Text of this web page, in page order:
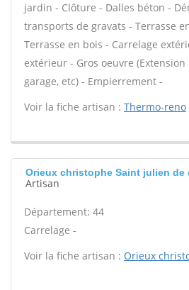
jardin - Clôture - Dalles béton -
transports de gravats - Terrasse
Terrasse en bois - Carrelage
extérieur - Gros oeuvre
garage, etc) - Empierrement -
Voir la fiche artisan : Thermo-reno
Orieux christophe Saint julien de
Artisan
Département: 44
Carrelage -
Voir la fiche artisan : Orieux